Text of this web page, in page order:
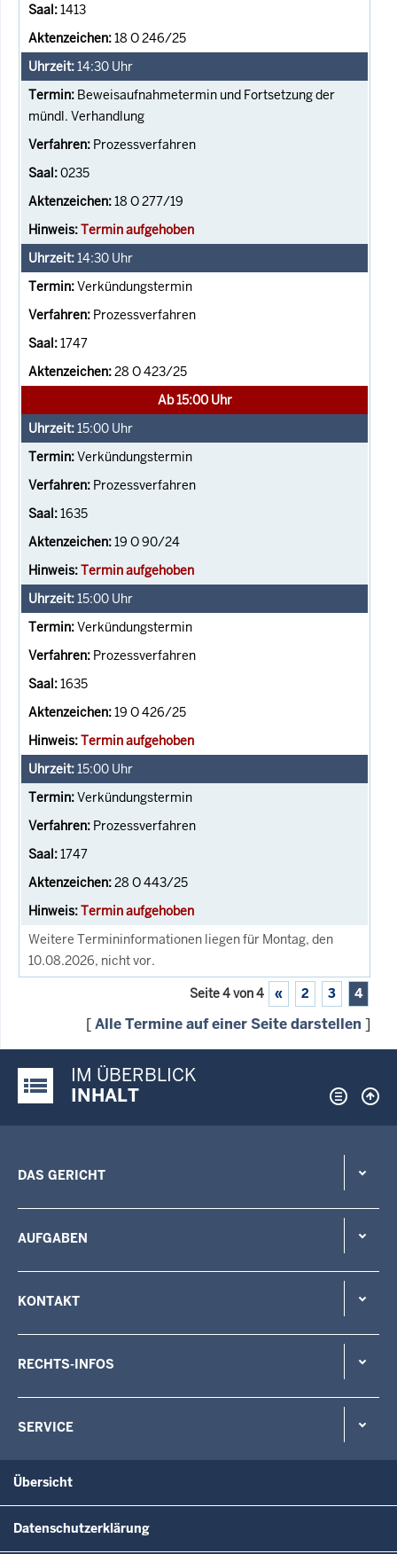
1413
18 O 246/25
14:30 Uhr
Beweisaufnahmetermin und Fortsetzung der
mündl. Verhandlung
Prozessverfahren
0235
18 O 277/19
Termin aufgehoben
14:30 Uhr
Verkündungstermin
Prozessverfahren
1747
28 O 423/25
Ab 15:00 Uhr
15:00 Uhr
Verkündungstermin
Prozessverfahren
1635
19 O 90/24
Termin aufgehoben
15:00 Uhr
Verkündungstermin
Prozessverfahren
1635
19 O 426/25
Termin aufgehoben
15:00 Uhr
Verkündungstermin
Prozessverfahren
1747
28 O 443/25
Termin aufgehoben
Weitere Termininformationen liegen für Montag, den
10.08.2026, nicht vor.
Seite 4 von 4 « 2 3 4
[Alle Termine auf einer Seite darstellen ]
Justiz-Portal im Überblick:
IM ÜBERBLICK
INHALT
DAS GERICHT
AUFGABEN
KONTAKT
RECHTS-INFOS
SERVICE
Übersicht
Datenschutzerklärung